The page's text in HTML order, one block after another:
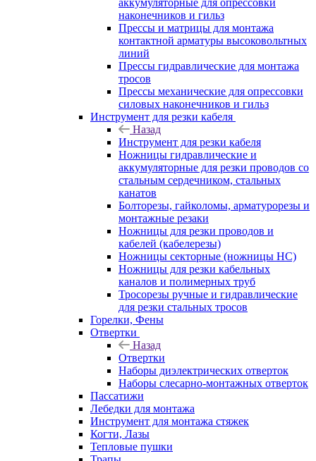
аккумуляторные для опрессовки
наконечников и гильз
Прессы и матрицы для монтажа
контактной арматуры высоковольтных
линий
Прессы гидравлические для монтажа
тросов
Прессы механические для опрессовки
силовых наконечников и гильз
Инструмент для резки кабеля
Назад
Инструмент для резки кабеля
Ножницы гидравлические и
аккумуляторные для резки проводов со
стальным сердечником, стальных
канатов
Болторезы, гайколомы, арматурорезы и
монтажные резаки
Ножницы для резки проводов и
кабелей (кабелерезы)
Ножницы секторные (ножницы НС)
Ножницы для резки кабельных
каналов и полимерных труб
Тросорезы ручные и гидравлические
для резки стальных тросов
Горелки, Фены
Отвертки
Назад
Отвертки
Наборы диэлектрических отверток
Наборы слесарно-монтажных отверток
Пассатижи
Лебедки для монтажа
Инструмент для монтажа стяжек
Когти, Лазы
Тепловые пушки